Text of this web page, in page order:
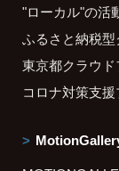
"ローカル"の活
ふるさと納税
東京都クラウ
コロナ対策支